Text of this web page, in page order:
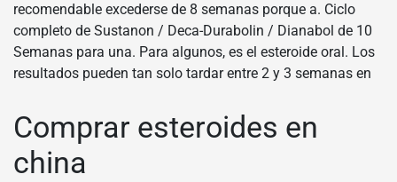
recomendable excederse de 8 semanas porque a. Ciclo
completo de Sustanon / Deca-Durabolin / Dianabol de 10
Semanas para una. Para algunos, es el esteroide oral. Los
resultados pueden tan solo tardar entre 2 y 3 semanas en
Comprar esteroides en
china